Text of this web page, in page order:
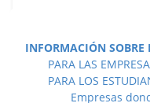
INFORMACIÓN SOBRE
PARA LAS
PARA LOS
Empresas